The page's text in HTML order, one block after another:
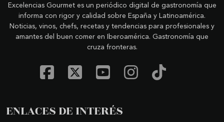
Excelencias Gourmet es un periódico digital de gastronomía que
informa con rigor y calidad sobre España y Latinoamérica.
Noticias, vinos, chefs, recetas y tendencias para profesionales y
amantes del buen comer en Iberoamérica. Gastronomía que
cruza fronteras.
ENLACES DE INTERÉS